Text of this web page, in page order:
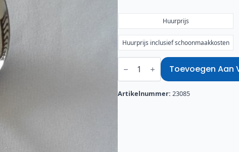
Huurprijs
Huurprijs inclusief schoonmaakkosten
Groenten
opscheplepel
aantal
Toevoegen Aan
Artikelnummer: 23085